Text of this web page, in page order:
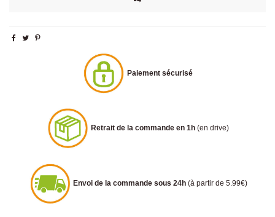
Paiement sécurisé
Retrait de la commande en 1h (en drive)
Envoi de la commande sous 24h (à partir de 5.99€)